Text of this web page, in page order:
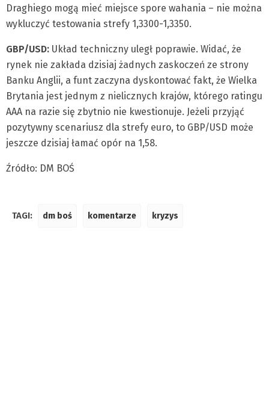
Draghiego mogą mieć miejsce spore wahania – nie można
wykluczyć testowania strefy 1,3300-1,3350.
GBP/USD: Układ techniczny uległ poprawie. Widać, że
rynek nie zakłada dzisiaj żadnych zaskoczeń ze strony
Banku Anglii, a funt zaczyna dyskontować fakt, że Wielka
Brytania jest jednym z nielicznych krajów, którego ratingu
AAA na razie się zbytnio nie kwestionuje. Jeżeli przyjąć
pozytywny scenariusz dla strefy euro, to GBP/USD może
jeszcze dzisiaj łamać opór na 1,58.
Źródło: DM BOŚ
TAGI: dm boś komentarze kryzys